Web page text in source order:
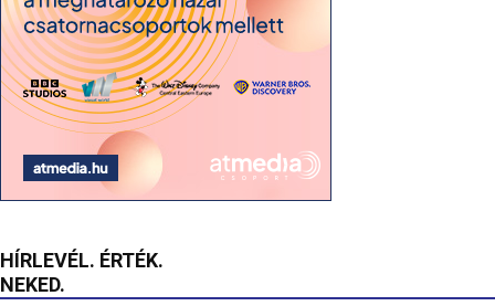
HÍRLEVÉL. ÉRTÉK.
NEKED.